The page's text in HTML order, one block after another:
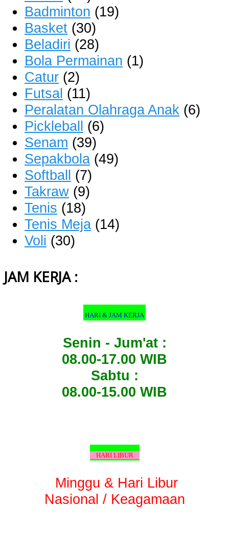
Badminton (19)
Basket (30)
Beladiri (28)
Bola Permainan (1)
Catur (2)
Futsal (11)
Peralatan Olahraga Anak (6)
Pickleball (6)
Senam (39)
Sepakbola (49)
Softball (7)
Takraw (9)
Tenis (18)
Tenis Meja (14)
Voli (30)
JAM KERJA :
HARI & JAM KERJA
Senin - Jum'at :
08.00-17.00 WIB
Sabtu :
08.00-15.00 WIB
HARI LIBUR
Minggu & Hari Libur
Nasional / Keagamaan